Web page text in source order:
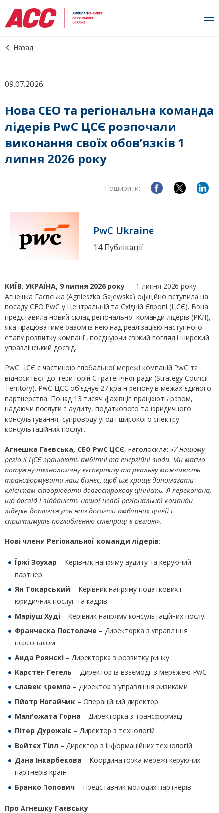
Назад
09.07.2026
Нова CEO та регіональна команда
лідерів PwC ЦСЄ розпочали
виконання своїх обов’язків 1
липня 2026 року
Поширити:
PwC Ukraine
14 Публікації
КИЇВ, УКРАЇНА, 9 липня 2026 року — 1 липня 2026 року
Агнешка Гаєвська (Agnieszka Gajewska) офіційно вступила на
посаду CEO PwC у Центральній та Східній Європі (ЦСЄ). Вона
представила новий склад регіональної команди лідерів (РКЛ),
яка працюватиме разом із нею над реалізацією наступного
етапу розвитку компанії, поєднуючи свіжий погляд і широкий
управлінський досвід.
PwC ЦСЄ є частиною глобальної мережі компаній PwC та
відноситься до територій Стратегічної ради (Strategy Council
Territory). PwC ЦСЄ об’єднує 27 країн регіону в межах єдиного
партнерства. Понад 13 тисяч фахівців працюють разом,
надаючи послуги з аудиту, податкового та юридичного
консультування, супроводу угод і широкого спектру
консультаційних послуг.
Агнешка Гаєвська, CEO PwC ЦСЄ, наголосила: «У нашому
регіоні ЦСЄ працюють амбітні та енергійні люди. Ми маємо
потужну технологічну експертизу та реальну можливість
трансформувати наш бізнес, щоб ще краще допомагати
клієнтам створювати довгострокову цінність. Я переконана,
що досвід і відданість нашої нової регіональної команди
лідерів допоможуть нам досягти амбітних цілей і
сприятимуть поглибленню співпраці в регіоні».
Нові члени Регіональної команди лідерів:
Їржі Зоухар – Керівник напряму аудиту та керуючий
партнер
Ян Токарський – Керівник напряму податкових і
юридичних послуг та кадрів
Маріуш Худі – Керівник напряму консультаційних послуг
Франческа Постолаче – Директорка з управління
персоналом
Анда Роянскі – Директорка з розвитку ринку
Карстен Гегель – Директор із взаємодії з мережею PwC
Славек Кремпа – Директор з управління ризиками
Пйотр Ногайчик – Операційний директор
Малґожата Горна – Директорка з трансформації
Пітер Дурожаіє – Директор з технологій
Войтєх Тілл – Директор з інформаційних технологій
Дана Інкарбекова – Координаторка мережі керуючих
партнерів країн
Бранко Попович – Представник молодих партнерів
Про Агнешку Гаєвську